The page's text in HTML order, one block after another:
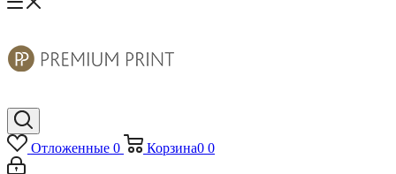
Отложенные 0 Корзина0 0